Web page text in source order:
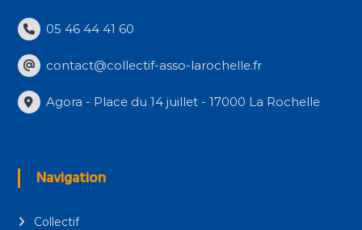
05 46 44 41 60
contact@collectif-asso-larochelle.fr
Agora - Place du 14 juillet - 17000 La Rochelle
Navigation
Collectif